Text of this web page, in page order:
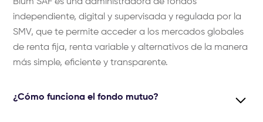
Blum SAF es una administradora de fondos
independiente, digital y supervisada y regulada por la
SMV, que te permite acceder a los mercados globales
de renta fija, renta variable y alternativos de la manera
más simple, eficiente y transparente.
¿Cómo funciona el fondo mutuo?